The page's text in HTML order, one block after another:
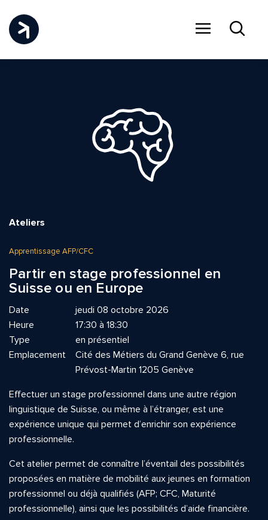
Ateliers
Apprentissage AFP/CFC
Partir en stage professionnel en
Suisse ou en Europe
Date
jeudi 08 octobre 2026
Heure
17:30 à 18:30
Type
en présentiel
Emplacement
Cité des Métiers du Grand Genève 6, rue
Prévost-Martin 1205 Genève
Effectuer un stage professionnel dans une autre région
linguistique de Suisse, ou même à l’étranger, est une
expérience unique qui permet d’enrichir son expérience
professionnelle.
Cet atelier permet de connaître l’éventail des possibilités
proposées en matière de mobilité aux jeunes en formation
professionnel ou déjà qualifiés (AFP; CFC, Maturité
professionnelle), ainsi que les possibilités d’aide financière.